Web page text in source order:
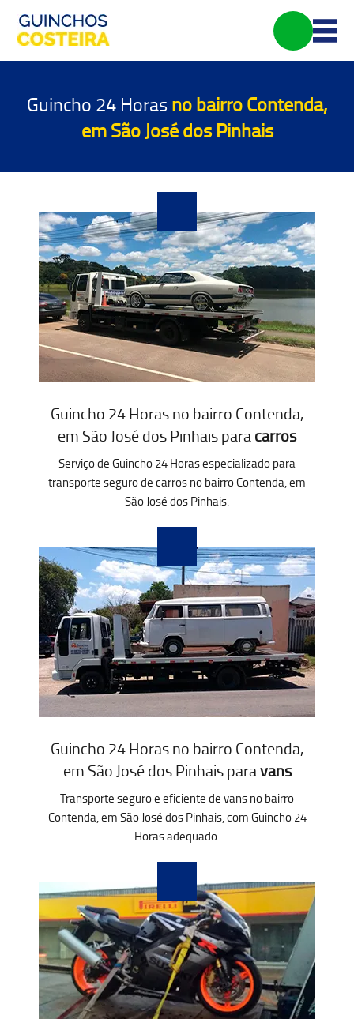
Guincho 24 Horas no bairro Contenda,
em São José dos Pinhais
Guincho 24 Horas no bairro Contenda,
em São José dos Pinhais paracarros
Serviço de Guincho 24 Horas especializado para
transporte seguro de carros no bairro Contenda, em
São José dos Pinhais.
Guincho 24 Horas no bairro Contenda,
em São José dos Pinhais paravans
Transporte seguro e eficiente de vans no bairro
Contenda, em São José dos Pinhais, com Guincho 24
Horas adequado.